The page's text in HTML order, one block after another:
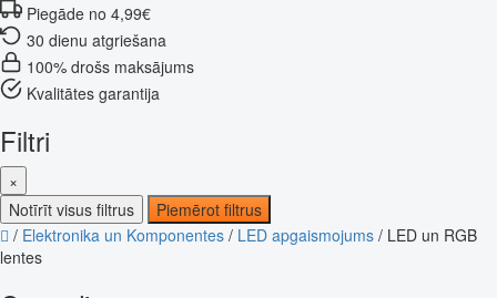
Piegāde no 4,99€
30 dienu atgriešana
100% drošs maksājums
Kvalitātes garantija
Filtri
×
Notīrīt visus filtrus
Piemērot filtrus
/ Elektronika un Komponentes / LED apgaismojums / LED un RGB
lentes